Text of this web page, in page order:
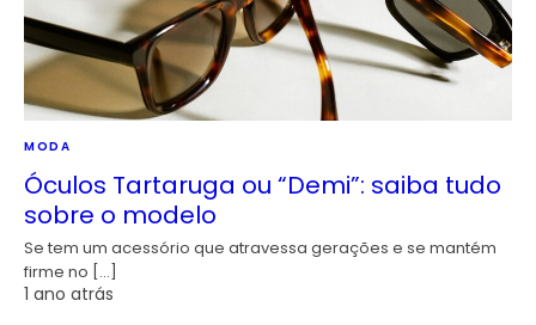
MODA
Óculos Tartaruga ou “Demi”: saiba tudo
sobre o modelo
Se tem um acessório que atravessa gerações e se mantém
firme no […]
1 ano atrás